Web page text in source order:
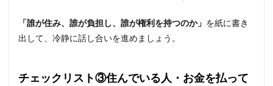
「誰が住み、誰が負担し、誰が権利を持つのか」 を紙に書き
出して、冷静に話し合いを進めましょう。
チェックリスト③住んでいる人・お金を払って